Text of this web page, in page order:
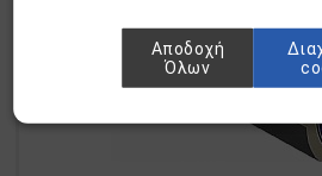
Αποδοχή
Όλων